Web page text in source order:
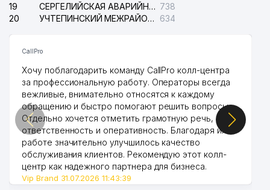
EUROSTYLE OPTICAL ООО
52
53
ЦЕНТР ИНФОРМАЦИОННОГО
ОБЕСПЕЧЕНИЯ
ГРАДОСТРОИТЕЛЬНОЙ
ДЕЯТЕЛЬНОСТИ
700 м
54 724 м
56 DAVR BANK ЧАКБ 734 м
19
СЕРГЕЛИЙСКАЯ АВАРИЙНАЯ СЛУЖБА ЭЛЕКТРОСЕТИ 738
20
УЧТЕПИНСКИЙ МЕЖРАЙОННЫЙ СУД ПО ГРАЖДАНСКИМ ДЕЛАМ 634
CallPro
Хочу поблагодарить команду CallPro колл-центра
за профессиональную работу. Операторы всегда
вежливые, внимательно относятся к каждому
обращению и быстро помогают решить вопросы.
Отдельно хочется отметить грамотную речь,
ответственность и оперативность. Благодаря их
работе значительно улучшилось качество
обслуживания клиентов. Рекомендую этот колл-
центр как надежного партнера для бизнеса.
Vip Brand 31.07.2026 11:43:39